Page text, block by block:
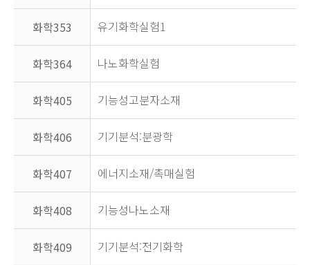
화학353 유기화학실험1
화학364 나노화학실험
화학405 기능성고분자소재
화학406 기기분석:분광학
화학407 에너지소재/촉매실험
화학408 기능성나노소재
화학409 기기분석:전기화학